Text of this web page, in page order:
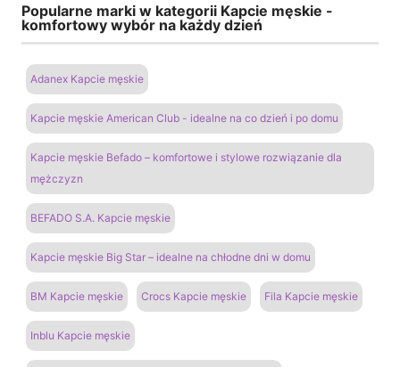
Popularne marki w kategorii Kapcie męskie -
komfortowy wybór na każdy dzień
Adanex Kapcie męskie
Kapcie męskie American Club - idealne na co dzień i po domu
Kapcie męskie Befado – komfortowe i stylowe rozwiązanie dla
mężczyzn
BEFADO S.A. Kapcie męskie
Kapcie męskie Big Star – idealne na chłodne dni w domu
BM Kapcie męskie Crocs Kapcie męskie Fila Kapcie męskie
Inblu Kapcie męskie